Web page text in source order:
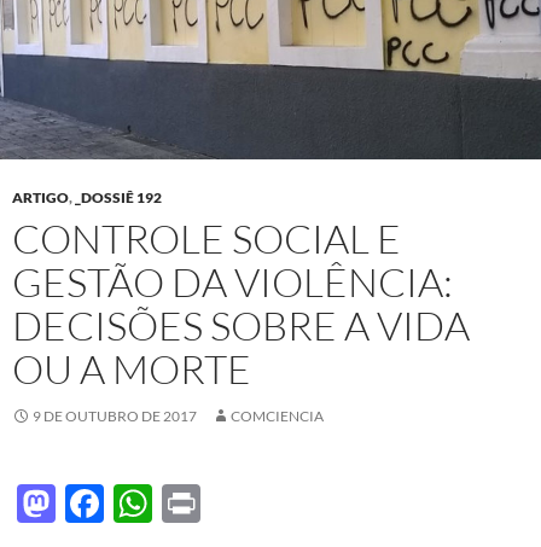
ARTIGO, _DOSSIÊ 192
CONTROLE SOCIAL E
GESTÃO DA VIOLÊNCIA:
DECISÕES SOBRE A VIDA
OU A MORTE
9 DE OUTUBRO DE 2017 COMCIENCIA
M F
W